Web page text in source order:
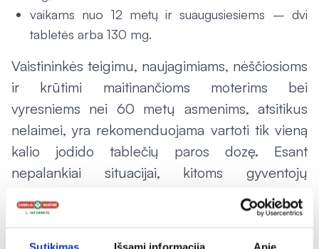
Sutikimas Išsami informacija Apie
vaikams nuo 12 metų ir suaugusiesiems – dvi
tabletės arba 130 mg.
Vaistininkės teigimu, naujagimiams, nėščiosioms
ir krūtimi maitinančioms moterims bei
vyresniems nei 60 metų asmenims, atsitikus
nelaimei, yra rekomenduojama vartoti tik vieną
kalio jodido tablečių paros dozę. Esant
nepalankiai situacijai, kitoms gyventojų
grupėms gali prireikti suvartoti po dar vieną
dozę.